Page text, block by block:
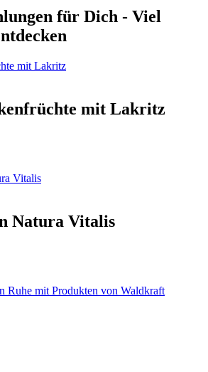
für Dich - Viel
mit Lakritz
Natura Vitalis